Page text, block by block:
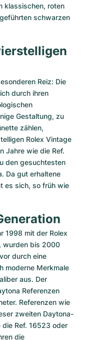
klassischen, roten
schwarzen
Reiz: Die
durch ihren
Gestaltung, zu
zählen,
Rolex Vintage
Jahre wie die Ref.
den gesuchtesten
Da gut erhaltene
es sich, so früh wie
1998 mit der Rolex
wurden bis 2000
durch eine
moderne Merkmale
aus. Der
Referenzen
Referenzen wie
zweiten Daytona-
die Ref. 16523 oder
die